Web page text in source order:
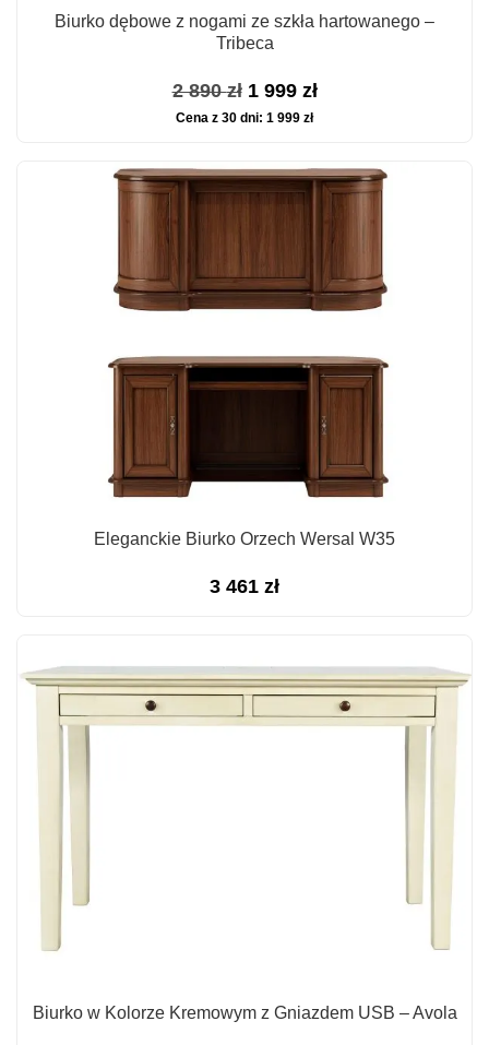
Biurko dębowe z nogami ze szkła hartowanego –
Tribeca
2 890zł Pierwotna
cena
2
1 999 złAktualna
1
Cena z 30 dni: 1 999 zł
Eleganckie Biurko Orzech Wersal W35
3 461 zł
Biurko w Kolorze Kremowym z Gniazdem USB – Avola